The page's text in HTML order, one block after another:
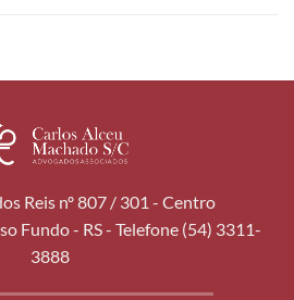
Reis nº 807 / 301 - Centro
Fundo - RS - Telefone (54) 3311-
3888